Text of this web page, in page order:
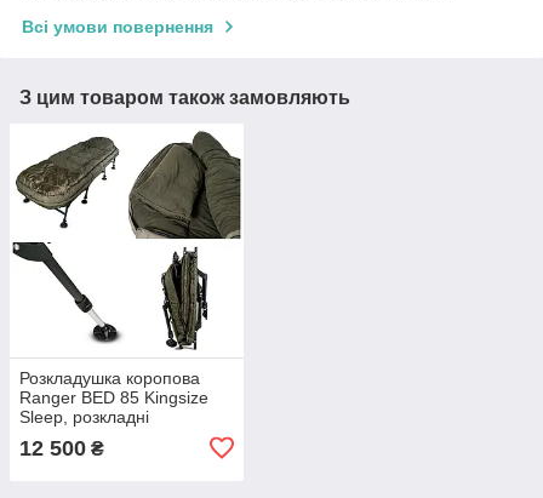
Всі умови повернення
З цим товаром також замовляють
Розкладушка коропова
Ranger BED 85 Kingsize
Sleep, розкладні
спальним мішком, з
12 500 ₴